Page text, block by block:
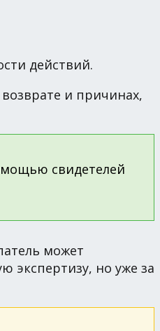
действий.
и причинах,
свидетелей
может
экспертизу, но уже за